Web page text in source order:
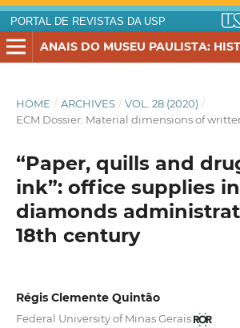
PORTAL DE REVISTAS DA USP
HOME / ARCHIVES / VOL. 28 (2020) /
ECM Dossier: Material dimensions of
“Paper, quills and
ink”: office supplies
diamonds
18th century
Régis Clemente Quintão
Federal University of Minas Gerais